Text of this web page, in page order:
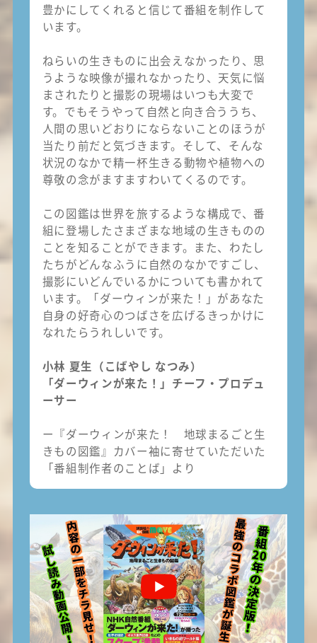
豊かにしてくれると信じて番組を制作して
います。
ねらいの生きものに出会えなかったり、思
うような映像が撮れなかったり、天気に悩
まされたりと撮影の現場はいつも大変で
す。でもそうやって自然と向き合ううち、
人間の思いどおりにならないことのほうが
当たり前だと気づきます。そして、そんな
状況のなかで精一杯生きる動物や植物への
尊敬の念がますますわいてくるのです。
この図鑑は世界を旅するような構成で、番
組に登場したさまざまな地域の生きものの
ことを知ることができます。また、わたし
たちがどんなふうに自然のなかですごし、
撮影にいどんでいるかについても書かれて
います。「ダーウィンが来た！」があなた
自身の好奇心のつばさを広げるきっかけに
なれたらうれしいです。
小林 夏生（こばやし なつみ）
「ダーウィンが来た！」チーフ・プロデュ
ーサー
ー『ダーウィンが来た！ 地球まるごと生
きもの図鑑』カバー袖に寄せていただいた
「番組制作者のことば」より